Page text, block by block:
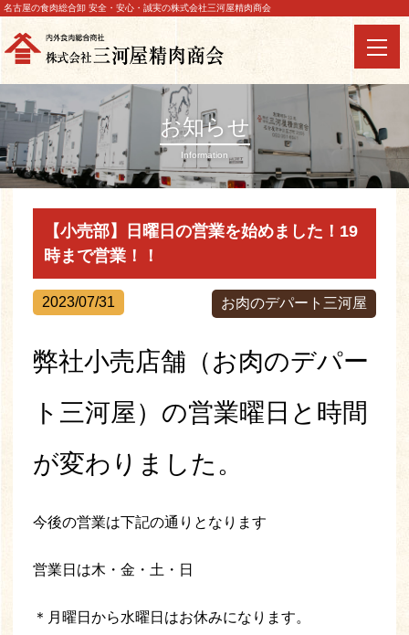
名古屋の食肉総合卸 安全・安心・誠実の株式会社三河屋精肉商会
お知らせ
Information
【小売部】日曜日の営業を始めました！19
時まで営業！！
2023/07/31 お肉のデパート三河屋
弊社小売店舗（お肉のデパー
ト三河屋）の営業曜日と時間
が変わりました。
今後の営業は下記の通りとなります
営業日は木・金・土・日
＊月曜日から水曜日はお休みになります。